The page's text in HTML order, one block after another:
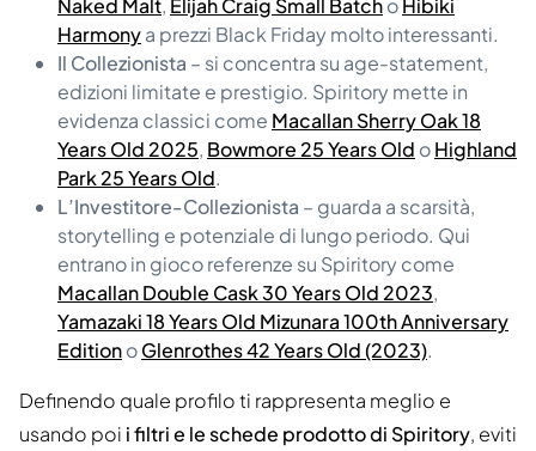
Naked Malt, Elijah Craig Small BatchoHibiki
Harmonya prezzi Black Friday molto interessanti.
Il Collezionista – si concentra su age-statement,
edizioni limitate e prestigio. Spiritory mette in
evidenza classici come Macallan Sherry Oak 18
Years Old 2025, Bowmore 25 Years Old oHighland
Park 25 Years Old.
L’Investitore-Collezionista – guarda a scarsità,
storytelling e potenziale di lungo periodo. Qui
entrano in gioco referenze su Spiritory come
Macallan Double Cask 30 Years Old 2023,
Yamazaki 18 Years Old Mizunara 100th Anniversary
EditionoGlenrothes 42 Years Old (2023).
Definendo quale profilo ti rappresenta meglio e
usando poi i filtri e le schede prodotto di Spiritory, eviti